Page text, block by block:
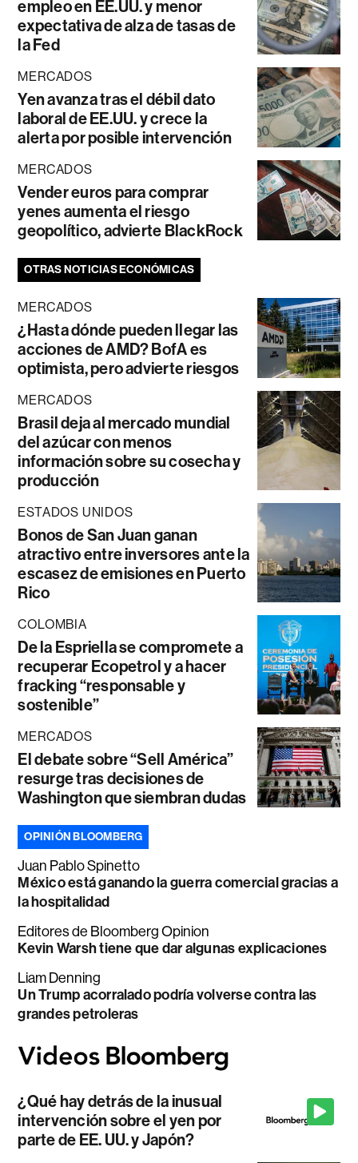
empleo en EE.UU. y menor
expectativa de alza de tasas de
la Fed
MERCADOS
Yen avanza tras el débil dato
laboral de EE.UU. y crece la
alerta por posible intervención
MERCADOS
Vender euros para comprar
yenes aumenta el riesgo
geopolítico, advierte BlackRock
OTRAS NOTICIAS ECONÓMICAS
MERCADOS
¿Hasta dónde pueden llegar las
acciones de AMD? BofA es
optimista, pero advierte riesgos
MERCADOS
Brasil deja al mercado mundial
del azúcar con menos
información sobre su cosecha y
producción
ESTADOS UNIDOS
Bonos de San Juan ganan
atractivo entre inversores ante la
escasez de emisiones en Puerto
Rico
COLOMBIA
De la Espriella se compromete a
recuperar Ecopetrol y a hacer
fracking “responsable y
sostenible”
MERCADOS
El debate sobre “Sell América”
resurge tras decisiones de
Washington que siembran dudas
OPINIÓN BLOOMBERG
Juan Pablo Spinetto
México está ganando la guerra comercial gracias a
la hospitalidad
Editores de Bloomberg Opinion
Kevin Warsh tiene que dar algunas explicaciones
Liam Denning
Un Trump acorralado podría volverse contra las
grandes petroleras
¿Qué hay detrás de la inusual
intervención sobre el yen por
parte de EE. UU. y Japón?